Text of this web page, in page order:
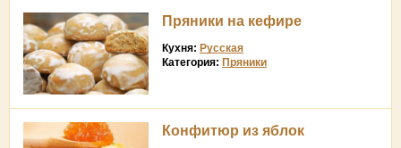
Пряники на кефире
Кухня: Русская
Категория: Пряники
Конфитюр из яблок